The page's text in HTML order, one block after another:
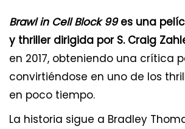
Brawl in Cell Block 99es una
y thriller dirigida por S. Craig
en 2017, obteniendo una crítica
convirtiéndose en uno de los
en poco tiempo.
La historia sigue a Bradley